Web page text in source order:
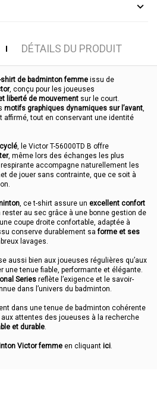
DÉTAILS DU PRODUIT
de badminton femme issu de
, conçu pour les joueuses
liberté de mouvement sur le court.
motifs graphiques dynamiques sur l’avant,
affirmé, tout en conservant une identité
, le Victor T-56000TD B offre
, même lors des échanges les plus
accompagne naturellement les
de jouer sans contrainte, que ce soit à
, ce t-shirt assure un excellent confort
rester au sec grâce à une bonne gestion de
coupe droite confortable, adaptée à
conserve durablement saforme et ses
lavages.
aussi bien aux joueuses régulières qu’aux
tenue fiable, performante et élégante.
Series reflète l’exigence et le savoir-
dans l’univers du badminton.
dans une tenue de badminton cohérente
attentes des joueuses à la recherche
et durable.
Victor femme en cliquant ici.